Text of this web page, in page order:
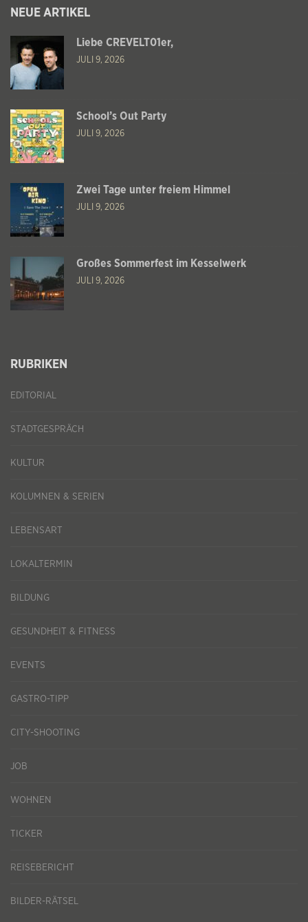
NEUE ARTIKEL
Liebe CREVELT01er,
JULI 9, 2026
School’s Out Party
JULI 9, 2026
Zwei Tage unter freiem Himmel
JULI 9, 2026
Großes Sommerfest im Kesselwerk
JULI 9, 2026
RUBRIKEN
EDITORIAL
STADTGESPRÄCH
KULTUR
KOLUMNEN & SERIEN
LEBENSART
LOKALTERMIN
BILDUNG
GESUNDHEIT & FITNESS
EVENTS
GASTRO-TIPP
CITY-SHOOTING
JOB
WOHNEN
TICKER
REISEBERICHT
BILDER-RÄTSEL